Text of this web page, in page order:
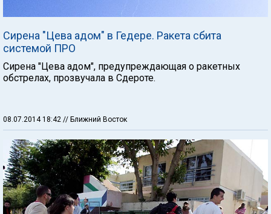
Сирена "Цева адом" в Гедере. Ракета сбита
системой ПРО
Сирена "Цева адом", предупреждающая о ракетных
обстрелах, прозвучала в Сдероте.
08.07.2014 18:42 // Ближний Восток